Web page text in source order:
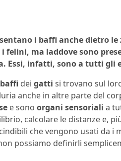
i baffi anche dietro
felini, ma laddove sono
Essi, infatti, sono a tutti gli
baffi dei gatti si trovano sul
anche in altre parte del
e sono organi sensoriali a
calcolare le distanze e,
che vengono usati da i
possiamo definirli